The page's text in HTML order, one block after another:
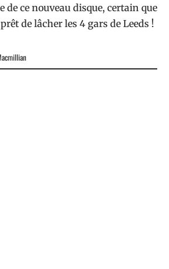
de ce nouveau disque, certain que
de lâcher les 4 gars de Leeds !